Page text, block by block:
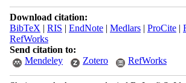
Download citation:
BibTeX | RIS | EndNote| Medlars| ProCite|
RefWorks
Send citation to:
Mendeley
Zotero RefWorks